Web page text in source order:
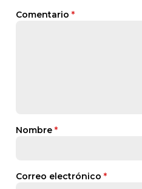
Comentario *
Nombre *
Correo electrónico *